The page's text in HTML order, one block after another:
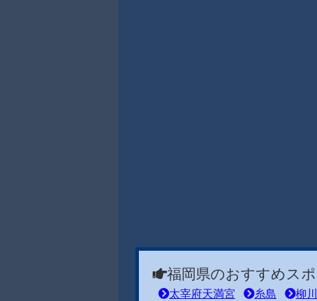
福岡県のおすすめスポ
太宰府天満宮 糸島 柳川